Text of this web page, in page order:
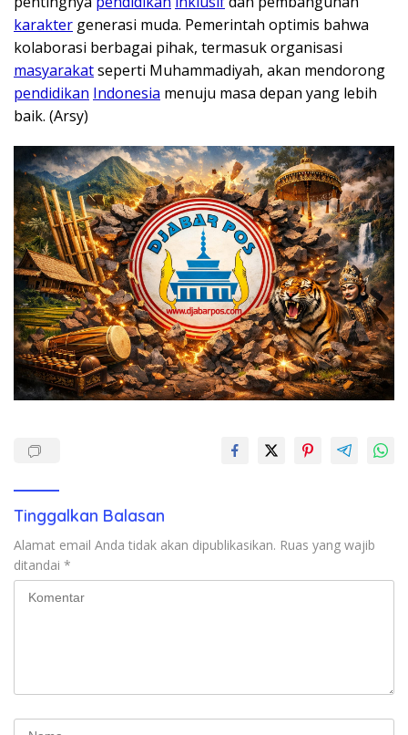
karakter generasi muda. Pemerintah optimis bahwa
kolaborasi berbagai pihak, termasuk organisasi
masyarakatseperti Muhammadiyah, akan mendorong
pendidikan Indonesia menuju masa depan yang lebih
baik. (Arsy)
Tinggalkan Balasan
Alamat email Anda tidak akan dipublikasikan. Ruas yang wajib
ditandai *